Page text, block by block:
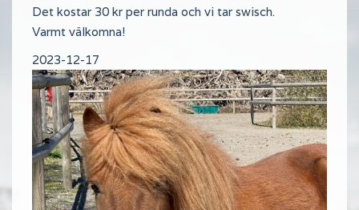
Det kostar 30 kr per runda och vi tar swisch.
Varmt välkomna!
2023-12-17